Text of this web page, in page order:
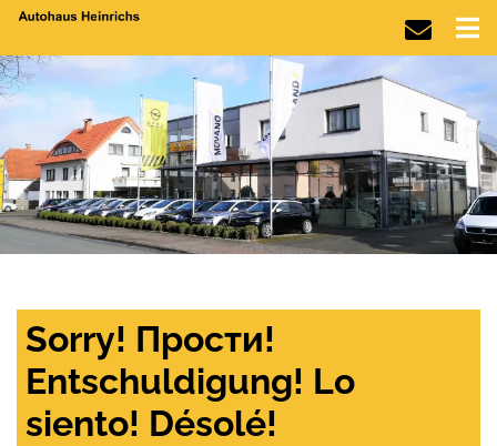
Sorry! Прости!
Entschuldigung! Lo
siento! Désolé!